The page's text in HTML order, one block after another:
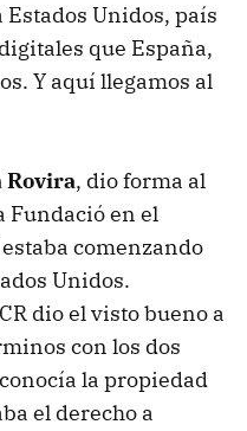
Unidos, país
que España,
Y aquí llegamos al
Rovira, dio forma al
Fundació en el
comenzando
Unidos.
dio el visto bueno a
con los dos
la propiedad
el derecho a